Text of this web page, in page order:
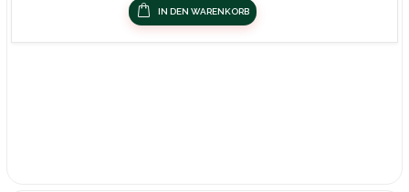
IN DEN WARENKORB